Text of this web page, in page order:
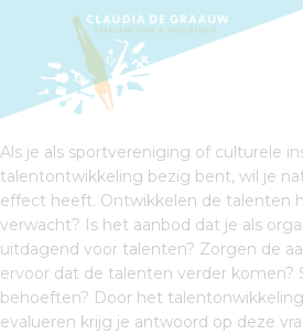
Als je als sportvereniging of culturele
talentontwikkeling bezig bent, wil je
effect heeft. Ontwikkelen de talenten
verwacht? Is het aanbod dat je als
uitdagend voor talenten? Zorgen de
ervoor dat de talenten verder komen?
behoeften? Door het
evalueren krijg je antwoord op deze